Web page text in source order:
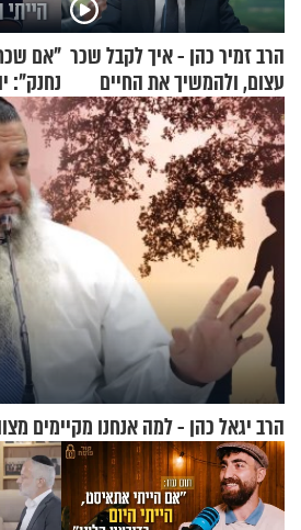
הרב זמיר כהן - איך לקבל שכר
עצום, ולהמשיך את החיים
כרגיל?
"אם
נחנק":
מעורר
הרב יגאל כהן - למה אנחנו מקיימים